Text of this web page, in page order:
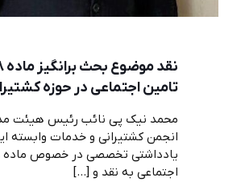
نقد
تامین اجتماعی در حوزه
محمد نیک پی نائب رئیس هیئت
انجمن کشتیرانی و خدمات وابسته
اجتماعی به نقد و […]